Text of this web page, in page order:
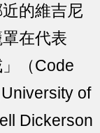
的維吉尼
在代表
」（Code
of
Dickerson